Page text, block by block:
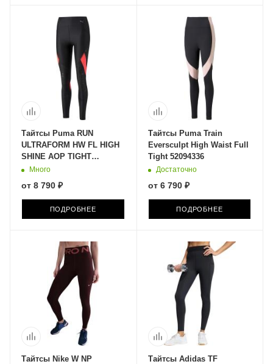
Тайтсы Puma RUN
ULTRAFORM HW FL HIGH
SHINE AOP TIGHT
52226551
Много
от 8 790 ₽
ПОДРОБНЕЕ
Тайтсы Puma Train
Eversculpt High Waist Full
Tight 52094336
Достаточно
от 6 790 ₽
ПОДРОБНЕЕ
Тайтсы Nike W NP
Тайтсы Adidas TF